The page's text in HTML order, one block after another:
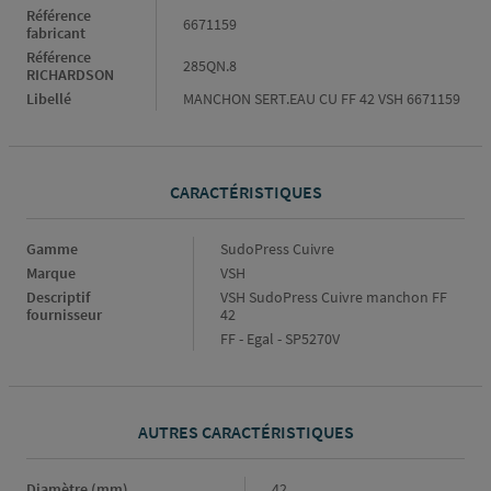
Référence
fabricant
6671159
Référence
RICHARDSON
285QN.8
Libellé
MANCHON SERT.EAU CU FF 42 VSH 6671159
CARACTÉRISTIQUES
Caractéristiques
Gamme
SudoPress Cuivre
Marque
VSH
Descriptif
fournisseur
VSH SudoPress Cuivre manchon FF
42
FF - Egal - SP5270V
AUTRES CARACTÉRISTIQUES